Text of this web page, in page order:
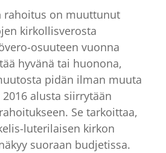
rahoitus on muuttunut
kirkollisverosta
osuuteen vuonna
hyvänä tai huonona,
pidän ilman muuta
alusta siirrytään
Se tarkoittaa,
luterilaisen kirkon
suoraan budjetissa.